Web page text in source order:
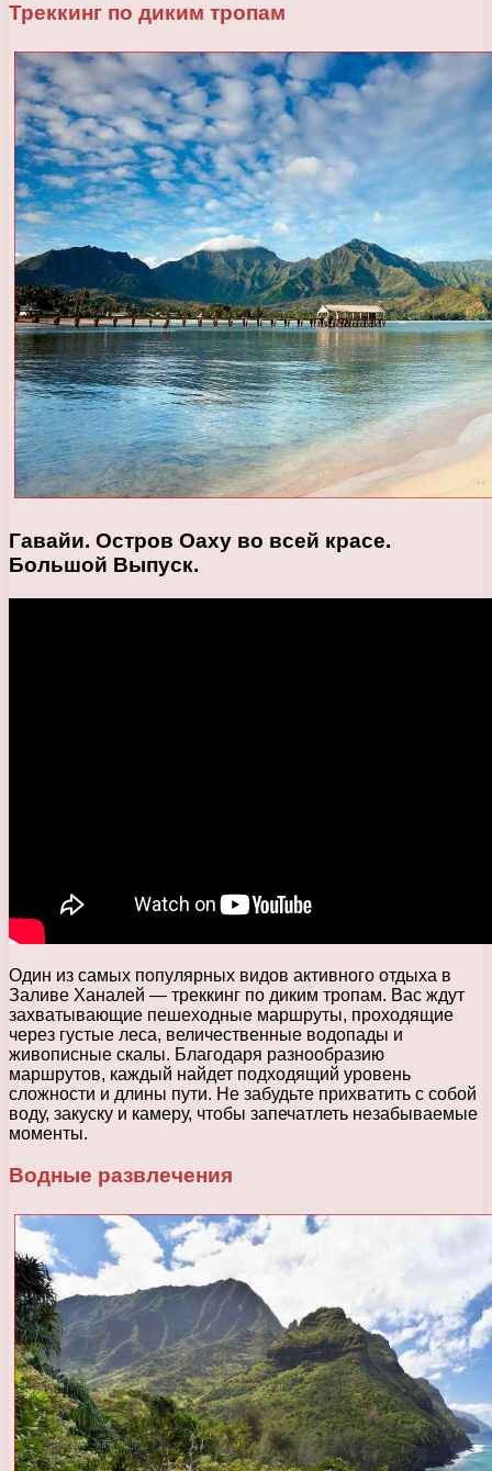
Треккинг по диким тропам
Гавайи. Остров Оаху во всей красе.
Большой Выпуск.
Один из самых популярных видов активного отдыха в
Заливе Ханалей — треккинг по диким тропам. Вас ждут
захватывающие пешеходные маршруты, проходящие
через густые леса, величественные водопады и
живописные скалы. Благодаря разнообразию
маршрутов, каждый найдет подходящий уровень
сложности и длины пути. Не забудьте прихватить с собой
воду, закуску и камеру, чтобы запечатлеть незабываемые
моменты.
Водные развлечения